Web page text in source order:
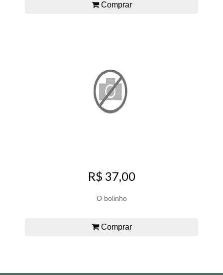
Comprar
R$ 37,00
O bolinho
Comprar